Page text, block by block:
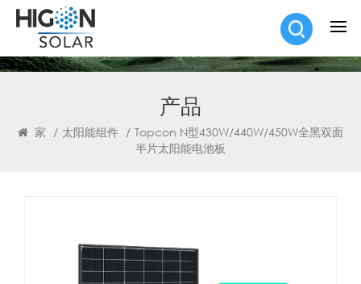
产品
家 / 太阳能组件 / Topcon N型430W/440W/450W全黑双面
半片太阳能电池板